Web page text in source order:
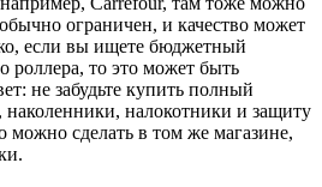
ограничен, и качество может
если вы ищете бюджетный
роллера, то это может быть
не забудьте купить полный
налокотники и защиту
можно сделать в том же магазине,